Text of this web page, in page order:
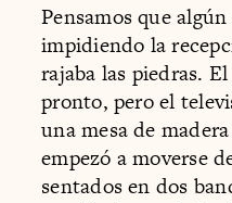
Pensamos que
impidiendo la
rajaba las piedras.
pronto, pero el
una mesa de
empezó a moverse
sentados en dos